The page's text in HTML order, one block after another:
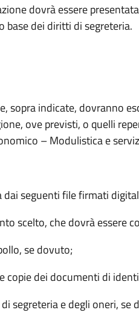
dovrà essere
base dei diritti di segreteria.
sopra indicate, dovranno
ove previsti, o quelli
– Modulistica e
dai seguenti file firmati
scelto, che dovrà essere
se dovuto;
copie dei documenti di
segreteria e degli oneri, se